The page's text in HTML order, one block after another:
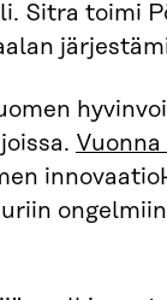
Sitra toimi